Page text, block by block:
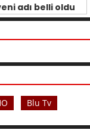
adı belli oldu
Blu Tv